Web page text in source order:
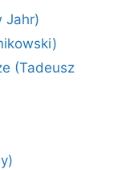
Jahr)
(Tadeusz